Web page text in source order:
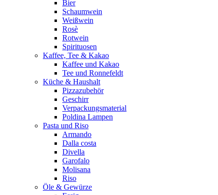
Bier
Schaumwein
Weißwein
Rosè
Rotwein
Spirituosen
Kaffee, Tee & Kakao
Kaffee und Kakao
Tee und Ronnefeldt
Küche & Haushalt
Pizzazubehör
Geschirr
Verpackungsmaterial
Poldina Lampen
Pasta und Riso
Armando
Dalla costa
Divella
Garofalo
Molisana
Riso
Öle & Gewürze